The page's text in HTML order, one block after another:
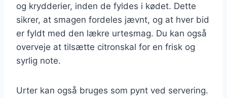
og krydderier, inden de fyldes i kødet. Dette
sikrer, at smagen fordeles jævnt, og at hver bid
er fyldt med den lækre urtesmag. Du kan også
overveje at tilsætte citronskal for en frisk og
syrlig note.
Urter kan også bruges som pynt ved servering.